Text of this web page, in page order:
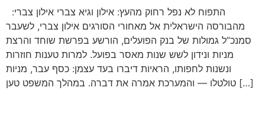
מהבורסה הישראלית אל מאחורי הסורגים אילון צברי, לשעבר
סמנכ”ל גמולות של בנק הפועלים, הורשע בפרשת שוחד והרצת
מניות ונידון לשש שנות מאסר בפועל. למרות טענות חוזרות
ונשנות לחפותו, הראיות דיברו בעד עצמן: כסף עבר, מניות
טולטלו — והמערכת אמרה את דברה. במהלך המשפט טען […]